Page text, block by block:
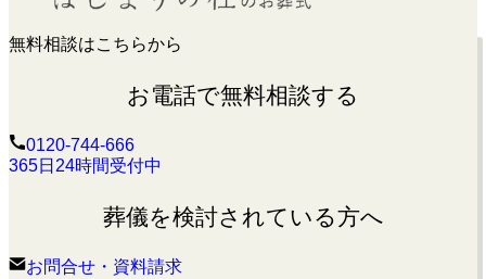
無料相談はこちらから
お電話で無料相談する
0120-744-666
365日24時間受付中
葬儀を検討されている方へ
お問合せ・資料請求